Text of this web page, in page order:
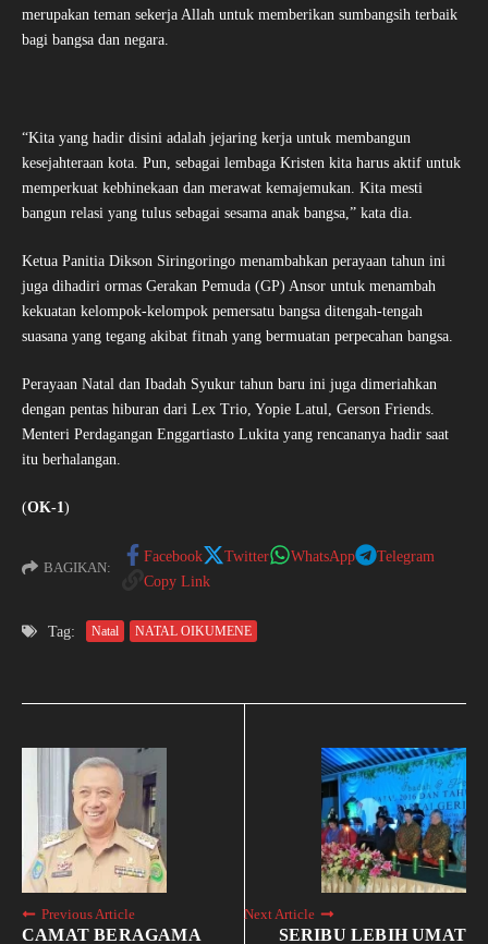
merupakan teman sekerja Allah untuk memberikan sumbangsih terbaik
bagi bangsa dan negara.
“Kita yang hadir disini adalah jejaring kerja untuk membangun
kesejahteraan kota. Pun, sebagai lembaga Kristen kita harus aktif untuk
memperkuat kebhinekaan dan merawat kemajemukan. Kita mesti
bangun relasi yang tulus sebagai sesama anak bangsa,” kata dia.
Ketua Panitia Dikson Siringoringo menambahkan perayaan tahun ini
juga dihadiri ormas Gerakan Pemuda (GP) Ansor untuk menambah
kekuatan kelompok-kelompok pemersatu bangsa ditengah-tengah
suasana yang tegang akibat fitnah yang bermuatan perpecahan bangsa.
Perayaan Natal dan Ibadah Syukur tahun baru ini juga dimeriahkan
dengan pentas hiburan dari Lex Trio, Yopie Latul, Gerson Friends.
Menteri Perdagangan Enggartiasto Lukita yang rencananya hadir saat
itu berhalangan.
(OK-1 )
BAGIKAN:
Facebook Twitter WhatsApp
Telegram
Copy Link
Tag: Natal NATAL OIKUMENE
Previous Article
CAMAT BERAGAMA
Next Article
SERIBU LEBIH UMAT